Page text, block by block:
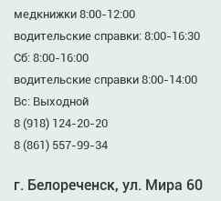
медкнижки 8:00-12:00
водительские справки: 8:00-16:30
Сб: 8:00-16:00
водительские справки 8:00-14:00
Вс: Выходной
8 (918) 124-20-20
8 (861) 557-99-34
г. Белореченск, ул. Мира 60